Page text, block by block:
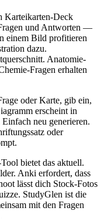
Karteikarten-Deck
und Antworten —
einem Bild profitieren
dazu.
Anatomie-
Fragen erhalten
oder Karte, gib ein,
erscheint in
neu generieren.
oder
bietet das aktuell.
Anki erfordert, dass
lässt dich Stock-Fotos
StudyGlen ist die
mit den Fragen